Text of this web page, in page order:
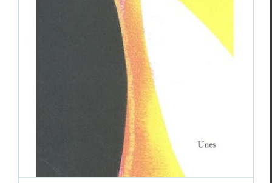
Esther Tellermann, Choix de poèmes
Tremblement des jours
Cri­tiques Esther Teller­mann